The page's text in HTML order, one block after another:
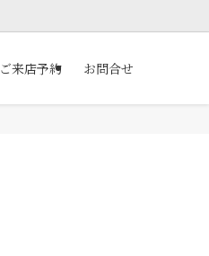
ご来店予約 お問合せ